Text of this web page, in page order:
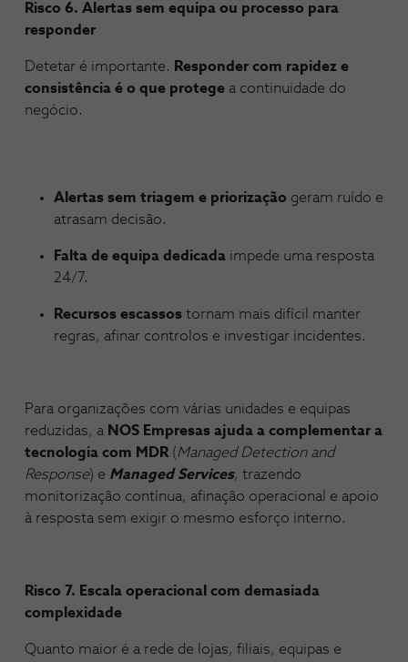
Risco 6. Alertas sem equipa ou processo para
responder
Detetar é importante. Responder com rapidez e
consistência é o que protege a continuidade do
negócio.
Alertas sem triagem e priorização geram ruído e
atrasam decisão.
Falta de equipa dedicada impede uma resposta
24/7.
Recursos escassos tornam mais difícil manter
regras, afinar controlos e investigar incidentes.
Para organizações com várias unidades e equipas
reduzidas, a NOS Empresas ajuda a complementar a
tecnologia com MDR (Managed Detection and
Response) e Managed Services, trazendo
monitorização contínua, afinação operacional e apoio
à resposta sem exigir o mesmo esforço interno.
Risco 7. Escala operacional com demasiada
complexidade
Quanto maior é a rede de lojas, filiais, equipas e